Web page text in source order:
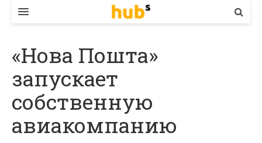
ЕКОНОМІКА
БІЗНЕС
СТАРТЕР
КОНТАКТИ
«Нова Пошта»
запускает
собственную
авиакомпанию